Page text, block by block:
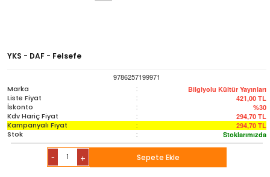
YKS - DAF - Felsefe
9786257199971
Marka
: Bilgiyolu Kültür Yayınları
Liste Fiyat : 421,00 TL
İskonto : %30
Kdv Hariç Fiyat : 294,70 TL
Kampanyalı Fiyat : 294,70 TL
Stok : Stoklarımızda
- + Sepete Ekle